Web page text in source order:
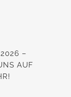
–
AUF